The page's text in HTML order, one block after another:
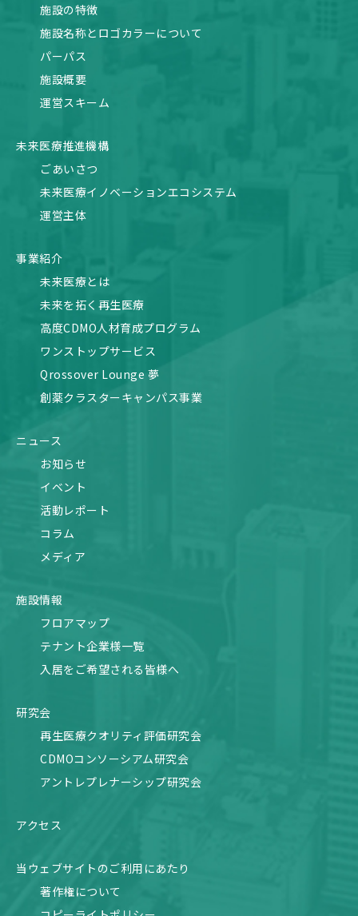
施設の特徴
施設名称とロゴカラーについて
パーパス
施設概要
運営スキーム
未来医療推進機構
ごあいさつ
未来医療イノベーションエコシステム
運営主体
事業紹介
未来医療とは
未来を拓く再生医療
高度CDMO人材育成プログラム
ワンストップサービス
Qrossover Lounge 夢
創薬クラスターキャンパス事業
ニュース
お知らせ
イベント
活動レポート
コラム
メディア
施設情報
フロアマップ
テナント企業様一覧
入居をご希望される皆様へ
研究会
再生医療クオリティ評価研究会
CDMOコンソーシアム研究会
アントレプレナーシップ研究会
アクセス
当ウェブサイトのご利用にあたり
著作権について